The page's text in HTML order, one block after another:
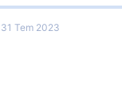
31 Tem 2023